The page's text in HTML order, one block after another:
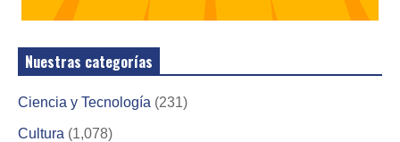
Nuestras categorías
Ciencia y Tecnología (231)
Cultura (1,078)